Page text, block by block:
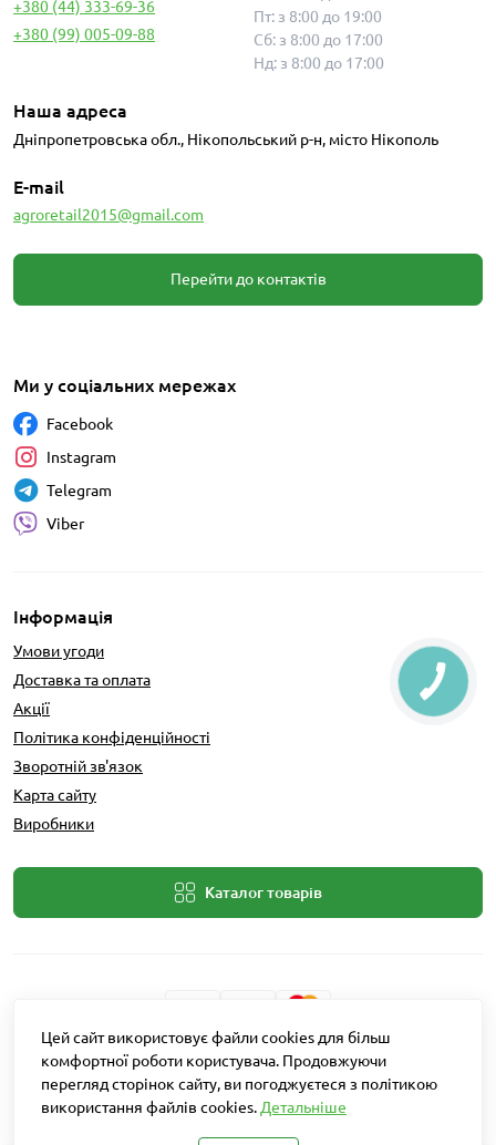
+380 (44) 333-69-36
+380 (99) 005-09-88
Пт: з 8:00 до 19:00
Сб: з 8:00 до 17:00
Нд: з 8:00 до 17:00
Наша адреса
Дніпропетровська обл., Нікопольський р-н, місто Нікополь
E-mail
agroretail2015@gmail.com
Перейти до контактів
Інформація
Умови угоди
Доставка та оплата
Акції
Політика конфіденційності
Зворотній зв'язок
Карта сайту
Виробники
Каталог товарів
Ми у соціальних мережах
Facebook
Instagram
Telegram
Viber
Розробник: Intent Solutions
Агро Рітейл © 2026
Цей сайт використовує файли cookies для більш
комфортної роботи користувача. Продовжуючи
перегляд сторінок сайту, ви погоджуєтеся з політикою
використання файлів cookies. Детальніше